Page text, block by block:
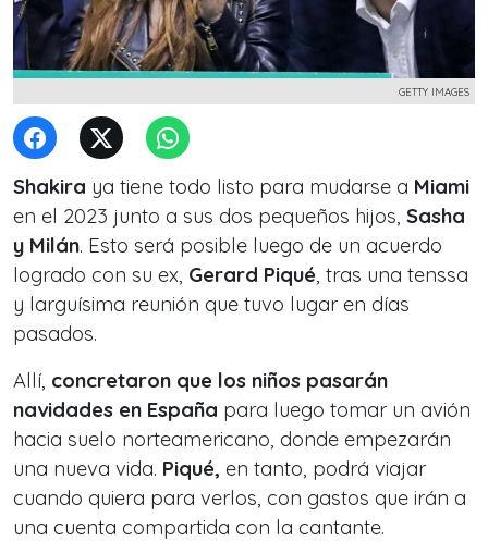
GETTY IMAGES
Shakira ya tiene todo listo para mudarse a Miami
en el 2023 junto a sus dos pequeños hijos, Sasha
y Milán. Esto será posible luego de un acuerdo
logrado con su ex, Gerard Piqué, tras una tenssa
y larguísima reunión que tuvo lugar en días
pasados.
Allí, concretaron que los niños pasarán
navidades en España para luego tomar un avión
hacia suelo norteamericano, donde empezarán
una nueva vida. Piqué, en tanto, podrá viajar
cuando quiera para verlos, con gastos que irán a
una cuenta compartida con la cantante.